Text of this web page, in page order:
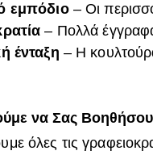
εμπόδιο– Οι
– Πολλά έγγραφα
ένταξη – Η
να Σας
όλες τις